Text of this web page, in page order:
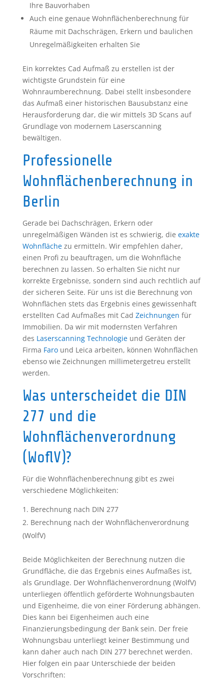
Ihre Bauvorhaben
Auch eine genaue Wohnflächenberechnung für
Räume mit Dachschrägen, Erkern und baulichen
Unregelmäßigkeiten erhalten Sie
Ein korrektes Cad Aufmaß zu erstellen ist der
wichtigste Grundstein für eine
Wohnraumberechnung. Dabei stellt insbesondere
das Aufmaß einer historischen Bausubstanz eine
Herausforderung dar, die wir mittels 3D Scans auf
Grundlage von modernem Laserscanning
bewältigen.
Professionelle
Wohnflächenberechnung in
Berlin
Gerade bei Dachschrägen, Erkern oder
unregelmäßigen Wänden ist es schwierig, die exakte
Wohnflächezu ermitteln. Wir empfehlen daher,
einen Profi zu beauftragen, um die Wohnfläche
berechnen zu lassen. So erhalten Sie nicht nur
korrekte Ergebnisse, sondern sind auch rechtlich auf
der sicheren Seite. Für uns ist die Berechnung von
Wohnflächen stets das Ergebnis eines gewissenhaft
erstellten Cad Aufmaßes mit Cad Zeichnungen für
Immobilien. Da wir mit modernsten Verfahren
des Laserscanning Technologieund Geräten der
Firma Faround Leica arbeiten, können Wohnflächen
ebenso wie Zeichnungen millimetergetreu erstellt
werden.
Was unterscheidet die DIN
277 und die
Wohnflächenverordnung
(WoflV)?
Für die Wohnflächenberechnung gibt es zwei
verschiedene Möglichkeiten:
Berechnung nach DIN 277
Berechnung nach der Wohnflächenverordnung
(WolfV)
Beide Möglichkeiten der Berechnung nutzen die
Grundfläche, die das Ergebnis eines Aufmaßes ist,
als Grundlage. Der Wohnflächenverordnung (WolfV)
unterliegen öffentlich geförderte Wohnungsbauten
und Eigenheime, die von einer Förderung abhängen.
Dies kann bei Eigenheimen auch eine
Finanzierungsbedingung der Bank sein. Der freie
Wohnungsbau unterliegt keiner Bestimmung und
kann daher auch nach DIN 277 berechnet werden.
Hier folgen ein paar Unterschiede der beiden
Vorschriften: